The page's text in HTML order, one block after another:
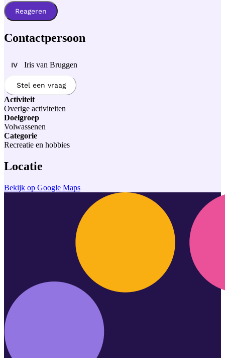
Reageren
Contactpersoon
IV Iris van Bruggen
Stel een vraag
Activiteit
Overige activiteiten
Doelgroep
Volwassenen
Categorie
Recreatie en hobbies
Locatie
Bekijk op Google Maps